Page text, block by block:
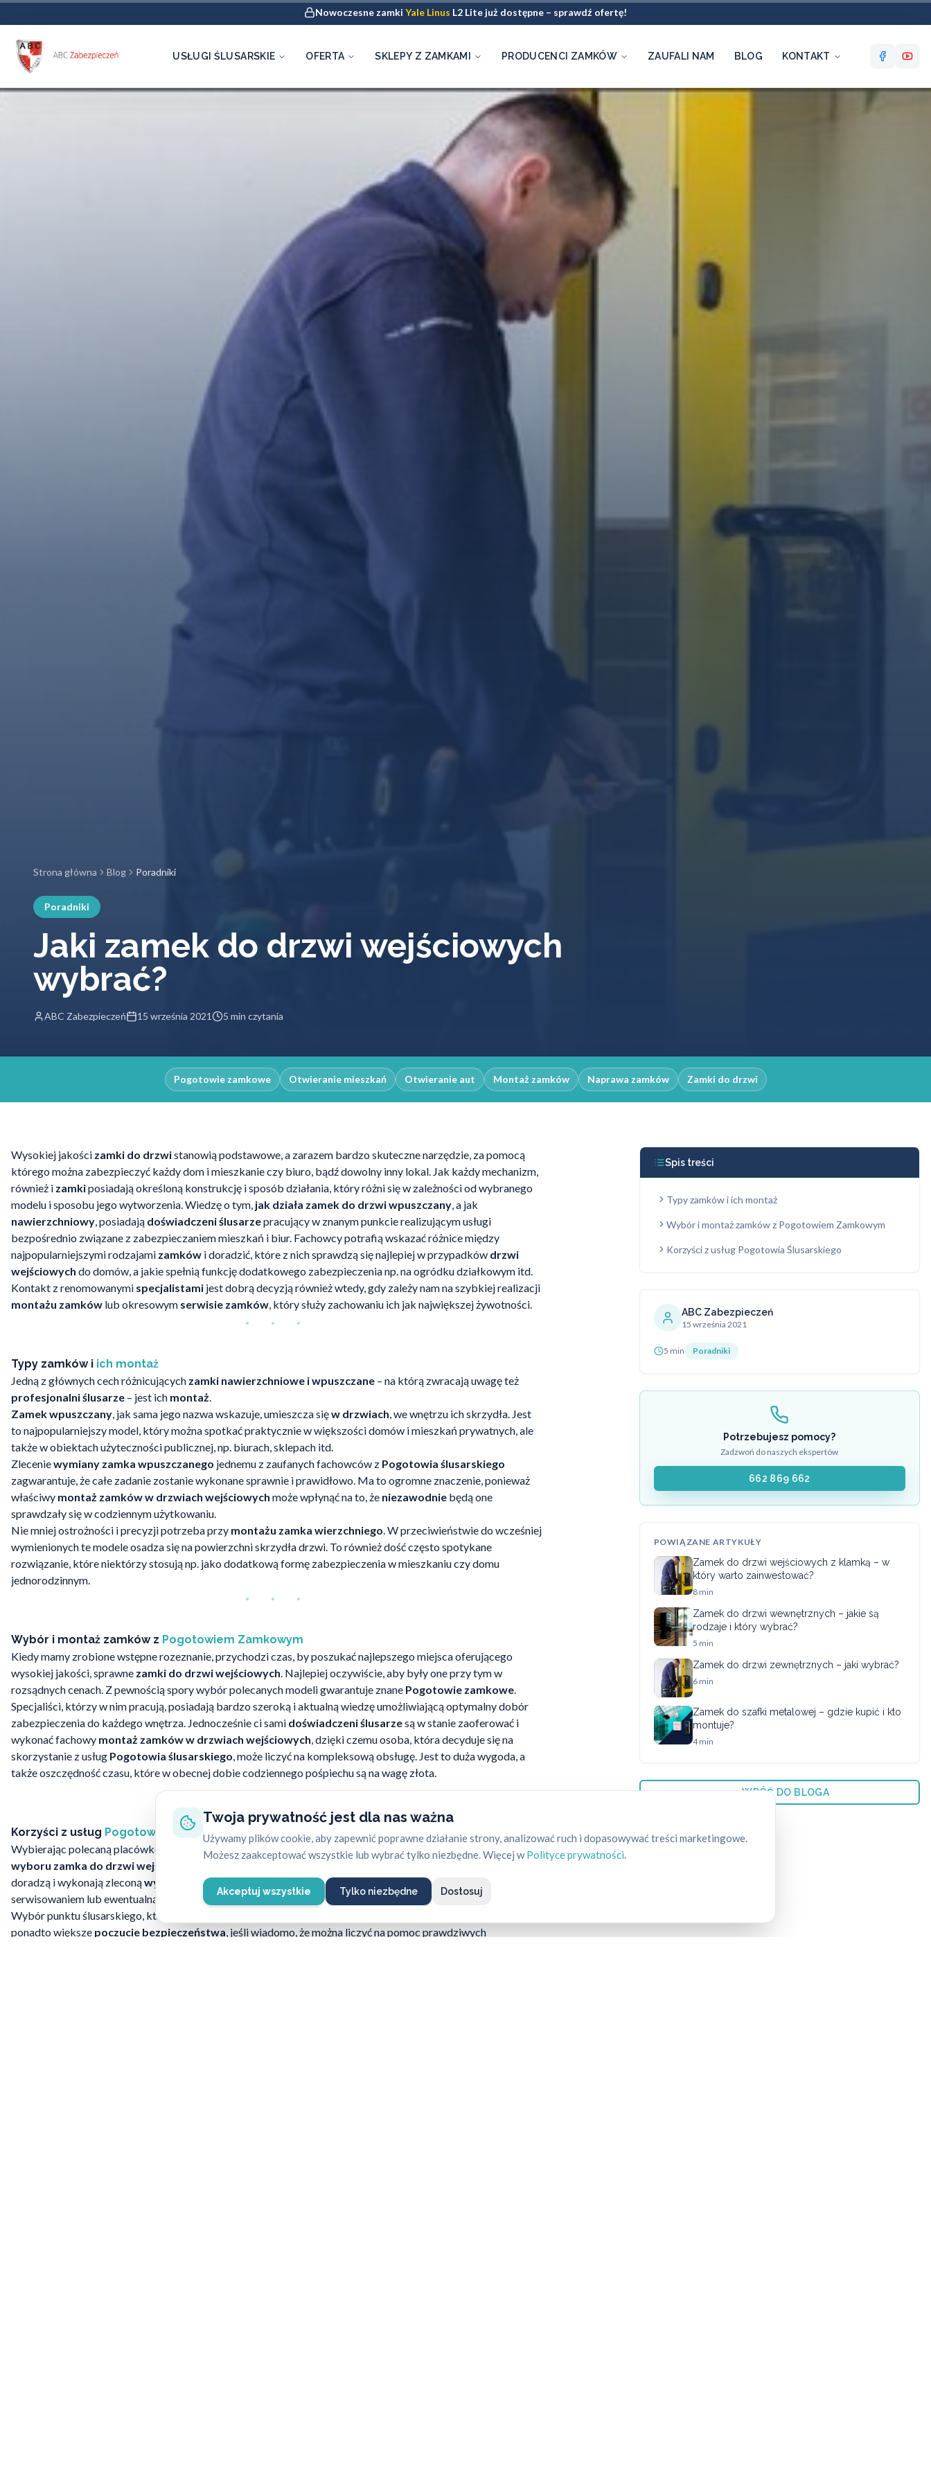
Twoja prywatność jest dla nas ważna
Używamy plików cookie, aby zapewnić poprawne działanie strony, analizować ruch i dopasowywać treści marketingowe.
Możesz zaakceptować wszystkie lub wybrać tylko niezbędne. Więcej wPolityce prywatności.
Akceptuj wszystkie Tylko niezbędne Dostosuj
Nowoczesne zamki Yale Linus L2 Lite już dostępne – sprawdź ofertę!
USŁUGI ŚLUSARSKIE OFERTA SKLEPY Z ZAMKAMI PRODUCENCI ZAMKÓW ZAUFALI NAM BLOG KONTAKT
Strona główna Blog Poradniki
Poradniki
Jaki zamek do drzwi wejściowych
wybrać?
ABC Zabezpieczeń 15 września 2021 5 min czytania
Pogotowie zamkowe Otwieranie mieszkań Otwieranie aut Montaż zamków Naprawa zamków Zamki do drzwi
Wysokiej jakości zamki do drzwistanowią podstawowe, a zarazem bardzo skuteczne narzędzie, za pomocą
którego można zabezpieczyć każdy dom i mieszkanie czy biuro, bądź dowolny inny lokal. Jak każdy mechanizm,
również i zamkiposiadają określoną konstrukcję i sposób działania, który różni się w zależności od wybranego
modelu i sposobu jego wytworzenia. Wiedzę o tym, jak działa zamek do drzwi wpuszczany, a jak
nawierzchniowy, posiadają doświadczeni ślusarzepracujący w znanym punkcie realizującym usługi
bezpośrednio związane z zabezpieczaniem mieszkań i biur. Fachowcy potrafią wskazać różnice między
najpopularniejszymi rodzajami zamków i doradzić, które z nich sprawdzą się najlepiej w przypadków drzwi
wejściowych do domów, a jakie spełnią funkcję dodatkowego zabezpieczenia np. na ogródku działkowym itd.
Kontakt z renomowanymi specjalistami jest dobrą decyzją również wtedy, gdy zależy nam na szybkiej realizacji
montażu zamków lub okresowym serwisie zamków, który służy zachowaniu ich jak największej żywotności.
Typy zamków i ich montaż
Jedną z głównych cech różnicujących zamki nawierzchniowe i wpuszczane – na którą zwracają uwagę też
profesjonalni ślusarze – jest ich montaż.
Zamek wpuszczany, jak sama jego nazwa wskazuje, umieszcza sięw drzwiach, we wnętrzu ich skrzydła. Jest
to najpopularniejszy model, który można spotkać praktycznie w większości domów i mieszkań prywatnych, ale
także w obiektach użyteczności publicznej, np. biurach, sklepach itd.
Zleceniewymiany zamka wpuszczanego jednemu z zaufanych fachowców z Pogotowia ślusarskiego
zagwarantuje, że całe zadanie zostanie wykonane sprawnie i prawidłowo. Ma to ogromne znaczenie, ponieważ
właściwy montaż zamków w drzwiach wejściowych może wpłynąć na to, że niezawodnie będą one
sprawdzały się w codziennym użytkowaniu.
Nie mniej ostrożności i precyzji potrzeba przy montażu zamka wierzchniego. W przeciwieństwie do wcześniej
wymienionych te modele osadza się na powierzchni skrzydła drzwi. To również dość często spotykane
rozwiązanie, które niektórzy stosują np. jako dodatkową formę zabezpieczenia w mieszkaniu czy domu
jednorodzinnym.
Wybór i montaż zamków z Pogotowiem Zamkowym
Kiedy mamy zrobione wstępne rozeznanie, przychodzi czas, by poszukać najlepszego miejsca oferującego
wysokiej jakości, sprawne zamki do drzwi wejściowych. Najlepiej oczywiście, aby były one przy tym w
rozsądnych cenach. Z pewnością spory wybór polecanych modeli gwarantuje znane Pogotowie zamkowe.
Specjaliści, którzy w nim pracują, posiadają bardzo szeroką i aktualną wiedzę umożliwiającą optymalny dobór
zabezpieczenia do każdego wnętrza. Jednocześnie ci sami doświadczeni ślusarzesą w stanie zaoferować i
wykonać fachowy montaż zamków w drzwiach wejściowych, dzięki czemu osoba, która decyduje się na
skorzystanie z usług Pogotowia ślusarskiego, może liczyć na kompleksową obsługę. Jest to duża wygoda, a
także oszczędność czasu, które w obecnej dobie codziennego pośpiechu są na wagę złota.
Korzyści z usług Pogotowia Ślusarskiego
Wybierając polecaną placówkę
Pogotowia ślusarskiego
, można liczyć na spore profity nie tylko na etapie
wyboru zamka do drzwi wejściowych
, ale także w późniejszym okresie. Zaufani fachowcy, którzy umiejętnie
doradzą i wykonają zleconąwymianę zamkóww mieszkaniu, będą mogli później zająć się także ich
serwisowaniem lub ewentualną
naprawą zamków, jeśli przyszłaby taka potrzeba.
Wybór punktu ślusarskiego, który oferuje tak szeroki przekrój usług jest po prostu dużą wygodą i zapewnia
ponadto większe poczucie bezpieczeństwa, jeśli wiadomo, że można liczyć na pomoc prawdziwych
Spis treści
Typy zamków i ich montaż
Wybór i montaż zamków z Pogotowiem Zamkowym
Korzyści z usług Pogotowia Ślusarskiego
ABC Zabezpieczeń
15 września 2021
5 min Poradniki
Potrzebujesz pomocy?
Zadzwoń do naszych ekspertów
662 869 662
POWIĄZANE ARTYKUŁY
Zamek do drzwi wejściowych z klamką – w
który warto zainwestować?
8 min
Zamek do drzwi wewnętrznych – jakie są
rodzaje i który wybrać?
5 min
Zamek do drzwi zewnętrznych – jaki wybrać?
6 min
Zamek do szafki metalowej – gdzie kupić i kto
montuje?
4 min
← WRÓĆ DO BLOGA